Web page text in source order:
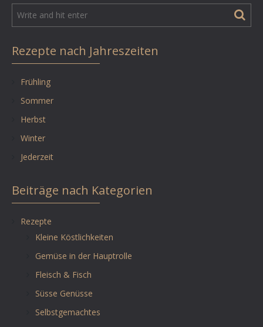
Rezepte nach Jahreszeiten
Frühling
Sommer
Herbst
Winter
Jederzeit
Beiträge nach Kategorien
Rezepte
Kleine Köstlichkeiten
Gemüse in der Hauptrolle
Fleisch & Fisch
Süsse Genüsse
Selbstgemachtes